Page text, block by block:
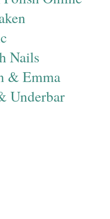
Nails
& Emma
Underbar